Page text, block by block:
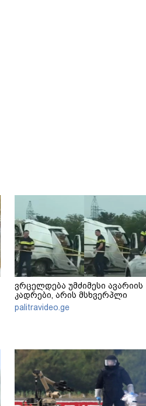
ვრცელდება უმძიმესი ავარიის
კადრები, არის მსხვერპლი
palitravideo.ge